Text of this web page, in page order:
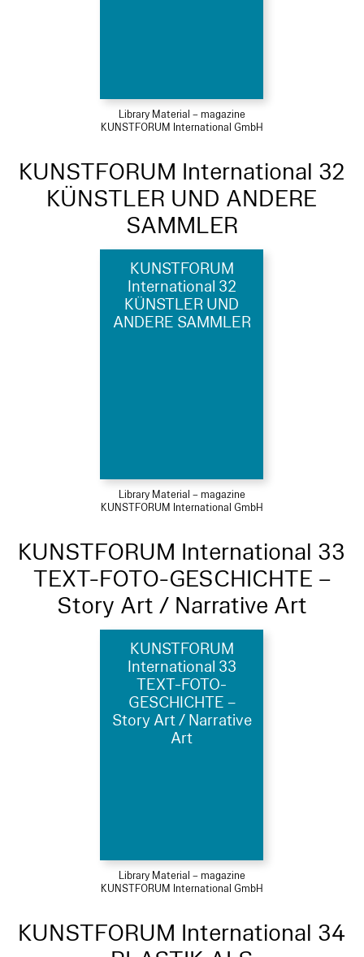
Library Material – magazine
KUNSTFORUM International GmbH
KUNSTFORUM International 32
KÜNSTLER UND ANDERE
SAMMLER
KUNSTFORUM
International 32
KÜNSTLER UND
ANDERE SAMMLER
Library Material – magazine
KUNSTFORUM International GmbH
KUNSTFORUM International 33
TEXT-FOTO-GESCHICHTE –
Story Art / Narrative Art
KUNSTFORUM
International 33
TEXT-FOTO-
GESCHICHTE –
Story Art / Narrative
Art
Library Material – magazine
KUNSTFORUM International GmbH
KUNSTFORUM International 34